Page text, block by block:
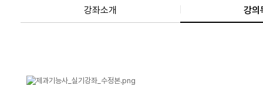
강좌소개 강의